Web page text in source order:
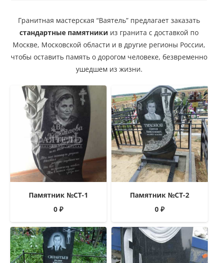
Гранитная мастерская “Ваятель” предлагает заказать
стандартные памятники из гранита с доставкой по
Москве, Московской области и в другие регионы России,
чтобы оставить память о дорогом человеке, безвременно
ушедшем из жизни.
Памятник №СТ-1
0 ₽
Памятник №СТ-2
0 ₽